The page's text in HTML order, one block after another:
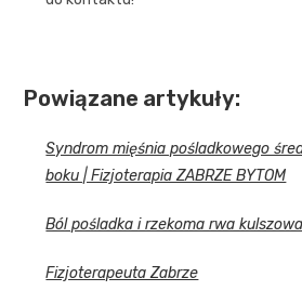
Powiązane artykuły:
Syndrom mięśnia pośladkowego
boku | Fizjoterapia ZABRZE BYTOM
Ból pośladka i rzekoma rwa
Fizjoterapeuta Zabrze